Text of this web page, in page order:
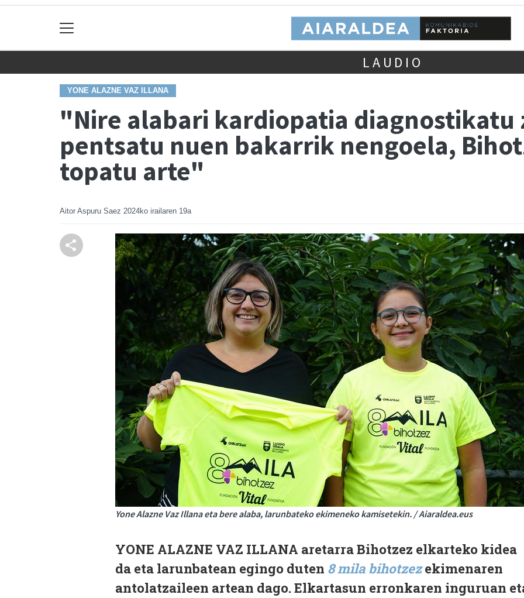
LAUDIO
YONE ALAZNE VAZ ILLANA
"Nire alabari kardiopatia diagnostikatu
pentsatu nuen bakarrik nengoela,
topatu arte"
Aitor Aspuru Saez 2024ko irailaren 19a
Yone Alazne Vaz Illana eta bere alaba, larunbateko ekimeneko kamisetekin. / Aiaraldea.eus
YONE ALAZNE VAZ ILLANA aretarra Bihotzez elkarteko kidea
da eta larunbatean egingo duten 8 mila bihotzezekimenaren
antolatzaileen artean dago. Elkartasun erronkaren inguruan